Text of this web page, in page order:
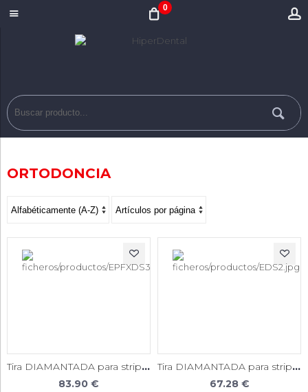
0
ORTODONCIA
Tira DIAMANTADA para stripping / grano FINO / 10 unidades
83.90 €
Tira DIAMANTADA para stripping / grano STD / 10 unidades
67.28 €